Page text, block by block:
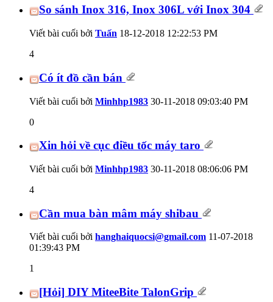
So sánh Inox 316, Inox 306L với Inox 304
Viết bài cuối bởi Tuấn 18-12-2018 12:22:53 PM
4
Có ít đồ cần bán
Viết bài cuối bởi Minhhp1983 30-11-2018 09:03:40 PM
0
Xin hỏi về cục điều tốc máy taro
Viết bài cuối bởi Minhhp1983 30-11-2018 08:06:06 PM
4
Cần mua bàn mâm máy shibau
Viết bài cuối bởi hanghaiquocsi@gmail.com 11-07-2018
01:39:43 PM
1
[Hỏi] DIY MiteeBite TalonGrip